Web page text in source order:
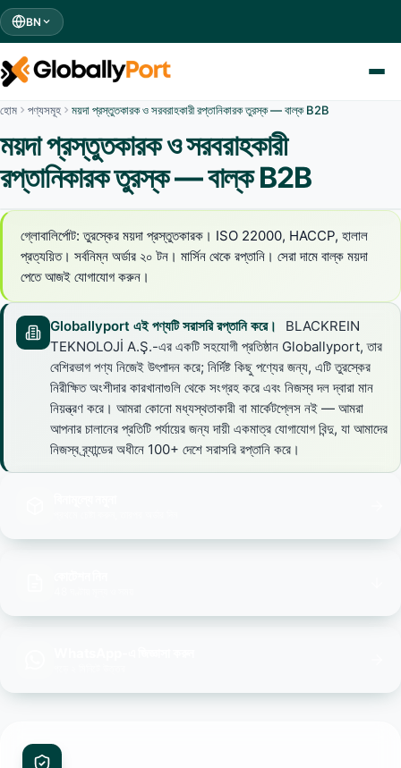
BN
হোম পণ্যসমূহ ময়দা প্রস্তুতকারক ও সরবরাহকারী রপ্তানিকারক তুরস্ক — বাল্ক B2B
ময়দা প্রস্তুতকারক ও সরবরাহকারী
রপ্তানিকারক তুরস্ক — বাল্ক B2B
গ্লোবালির্পোট: তুরস্কের ময়দা প্রস্তুতকারক। ISO 22000, HACCP, হালাল
প্রত্যয়িত। সর্বনিম্ন অর্ডার ২০ টন। মার্সিন থেকে রপ্তানি। সেরা দামে বাল্ক ময়দা
পেতে আজই যোগাযোগ করুন।
Globallyport এই পণ্যটি সরাসরি রপ্তানি করে।
BLACKREIN
TEKNOLOJİ A.Ş.-এর একটি সহযোগী প্রতিষ্ঠান Globallyport, তার
বেশিরভাগ পণ্য নিজেই উৎপাদন করে; নির্দিষ্ট কিছু পণ্যের জন্য, এটি তুরস্কের
নিরীক্ষিত অংশীদার কারখানাগুলি থেকে সংগ্রহ করে এবং নিজস্ব দল দ্বারা মান
নিয়ন্ত্রণ করে। আমরা কোনো মধ্যস্থতাকারী বা মার্কেটপ্লেস নই — আমরা
আপনার চালানের প্রতিটি পর্যায়ের জন্য দায়ী একমাত্র যোগাযোগ বিন্দু, যা আমাদের
নিজস্ব ব্র্যান্ডের অধীনে 100+ দেশে সরাসরি রপ্তানি করে।